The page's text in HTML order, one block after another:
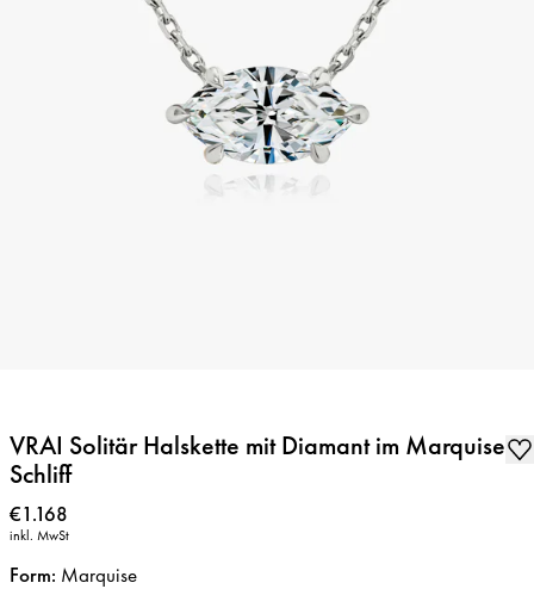
VRAI Solitär Halskette mit Diamant im Marquise-
Schliff
Preis:
€1.168
inkl. MwSt
Form: Marquise